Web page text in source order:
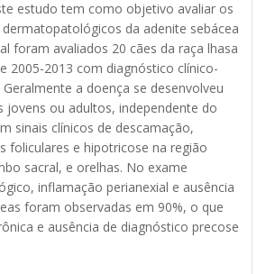
estudo tem como objetivo avaliar os
da adenite sebácea
foram avaliados 20 cães da raça lhasa
2005-2013 com diagnóstico clínico-
a doença se desenvolveu
jovens ou adultos, independente do
sinais clínicos de descamação,
foliculares e hipotricose na região
sacral, e orelhas. No exame
inflamação perianexial e ausência
foram observadas em 90%, o que
e ausência de diagnóstico precose